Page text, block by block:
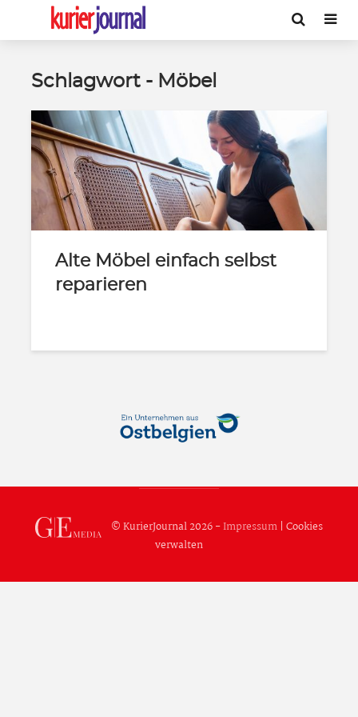
Schlagwort - Möbel
Alte Möbel einfach selbst
reparieren
© KurierJournal 2026 -Impressum| Cookies
verwalten